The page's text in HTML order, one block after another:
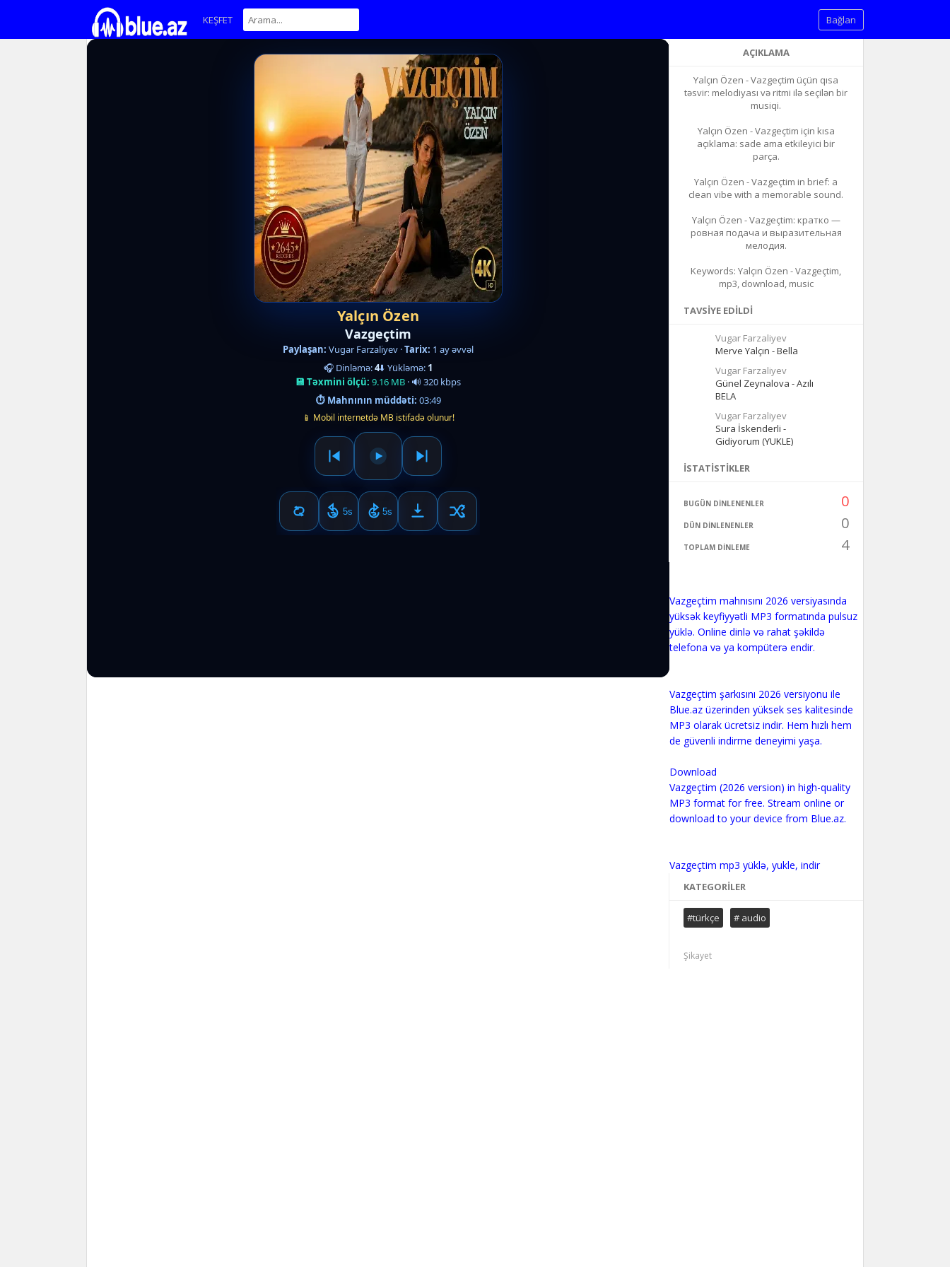
KEŞFET Bağlan
AÇIKLAMA
Yalçın Özen - Vazgeçtim üçün qısa
təsvir: melodiyası və ritmi ilə seçilən bir
musiqi.
Yalçın Özen - Vazgeçtim için kısa
açıklama: sade ama etkileyici bir
parça.
Yalçın Özen - Vazgeçtim in brief: a
clean vibe with a memorable sound.
Yalçın Özen - Vazgeçtim: кратко —
ровная подача и выразительная
мелодия.
Keywords: Yalçın Özen - Vazgeçtim,
mp3, download, music
TAVSIYE EDILDI
Vugar Farzaliyev
Merve Yalçın - Bella
Vugar Farzaliyev
Günel Zeynalova - Azılı
BELA
Vugar Farzaliyev
Sura İskenderli -
Gidiyorum (YUKLE)
İSTATISTIKLER
BUGÜN DINLENENLER 0
DÜN DINLENENLER 0
TOPLAM DINLEME 4
Vazgeçtim mahnısını 2026 versiyasında
yüksək keyfiyyətli MP3 formatında pulsuz
yüklə. Online dinlə və rahat şəkildə
telefona və ya kompüterə endir.
Vazgeçtim şarkısını 2026 versiyonu ile
Blue.az üzerinden yüksek ses kalitesinde
MP3 olarak ücretsiz indir. Hem hızlı hem
de güvenli indirme deneyimi yaşa.
Download
Vazgeçtim (2026 version) in high-quality
MP3 format for free. Stream online or
download to your device from Blue.az.
Vazgeçtim mp3 yüklə, yukle, indir
KATEGORILER
#türkçe # audio
Şikayet